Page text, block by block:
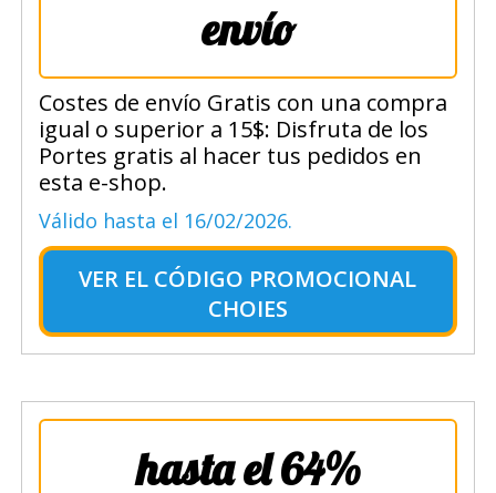
envío
Costes de envío Gratis con una compra
igual o superior a 15$: Disfruta de los
Portes gratis al hacer tus pedidos en
esta e-shop.
Válido hasta el 16/02/2026.
VER EL CÓDIGO PROMOCIONAL
CHOIES
hasta el 64%